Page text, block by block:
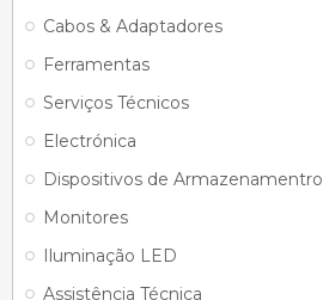
Cabos & Adaptadores
Ferramentas
Serviços Técnicos
Electrónica
Dispositivos de Armazenamentro
Monitores
Iluminação LED
Assistência Técnica